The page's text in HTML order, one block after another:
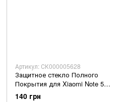
Артикул: СК000005628
Защитное стекло Полного
Покрытия для Xiaomi Note 5
black
140 грн